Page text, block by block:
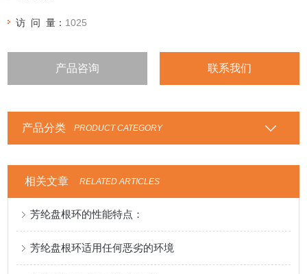
访 问 量： 1025
产品咨询 联系我们
产品分类 PRODUCT CATEGORY
相关文章 RELATED ARTICLES
芳纶盘根环的性能特点：
芳纶盘根环适用任何恶劣的环境